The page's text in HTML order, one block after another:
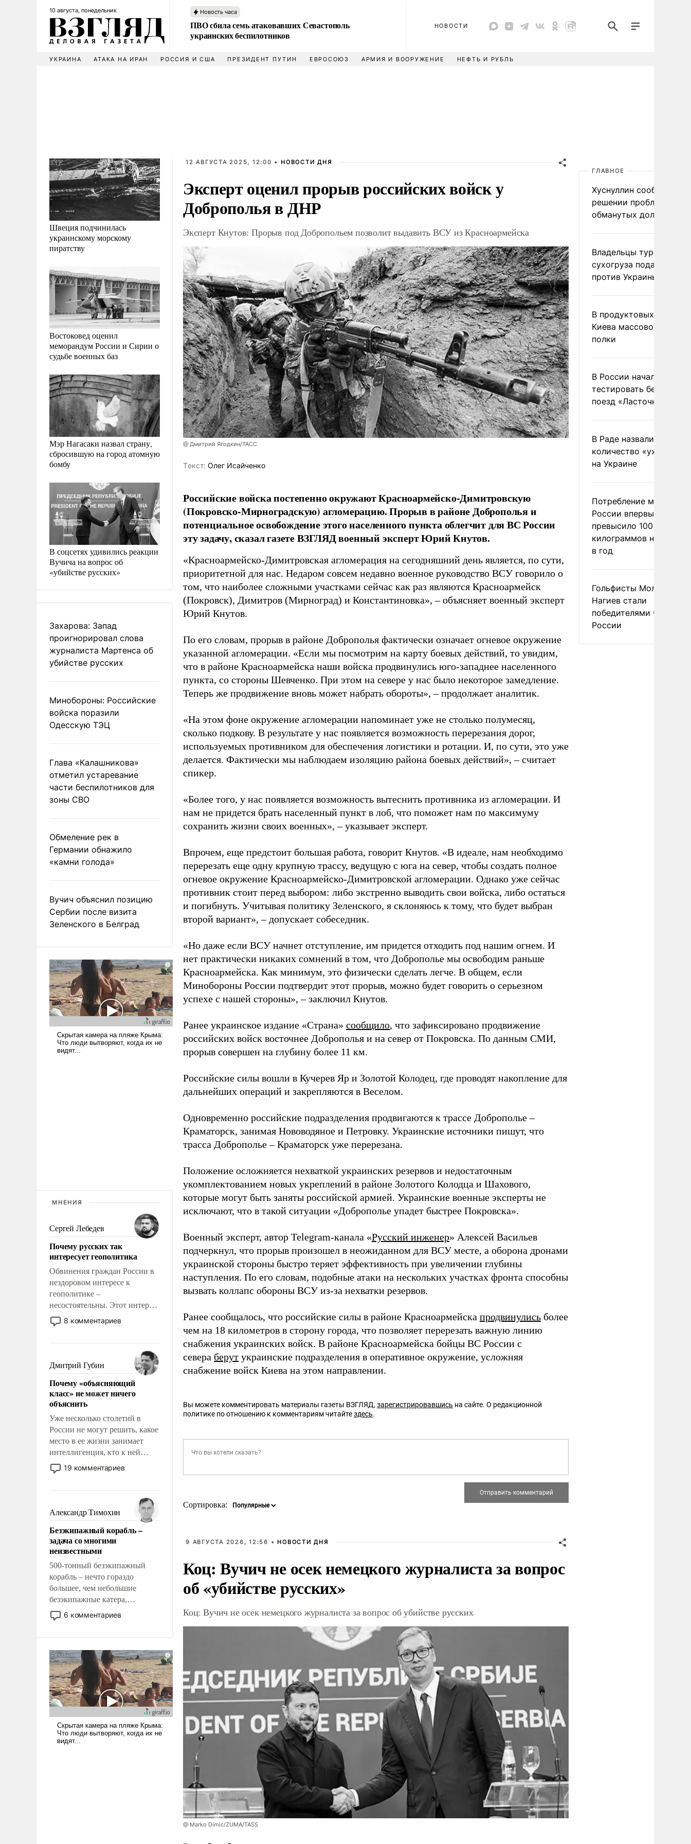
10 августа, понедельник Новость часа
ПВО сбила семь атаковавших Севастополь
украинских беспилотников
НОВОСТИ
УКРАИНА АТАКА НА ИРАН РОССИЯ И США ПРЕЗИДЕНТ ПУТИН ЕВРОСОЮЗ АРМИЯ И ВООРУЖЕНИЕ НЕФТЬ И РУБЛЬ
Швеция подчинилась
украинскому морскому
пиратству
Востоковед оценил
меморандум России и Сирии о
судьбе военных баз
Мэр Нагасаки назвал страну,
сбросившую на город атомную
бомбу
В соцсетях удивились реакции
Вучича на вопрос об
«убийстве русских»
Захарова: Запад
проигнорировал слова
журналиста Мартенса об
убийстве русских
Минобороны: Российские
войска поразили
Одесскую ТЭЦ
Глава «Калашникова»
отметил устаревание
части беспилотников для
зоны СВО
Обмеление рек в
Германии обнажило
«камни голода»
Вучич объяснил позицию
Сербии после визита
Зеленского в Белград
МНЕНИЯ
Сергей Лебедев
Почему русских так
интересует геополитика
Обвинения граждан России в
нездоровом интересе к
геополитике –
несостоятельны. Этот интерес
рационален и прагматичен. Он
обусловлен тысячелетним
фундаментальным знанием,
что мировая политика имеет
свойство заявляться на порог
нашего дома.
8 комментариев
Дмитрий Губин
Почему «объясняющий
класс» не может ничего
объяснить
Уже несколько столетий в
России не могут решить, какое
место в ее жизни занимает
интеллигенция, кто к ней
принадлежит, а кого из нее
исключили с правом
чем она отличается от просто
образованных людей. Иногда
казалось, что эти вопросы
решены раз и навсегда, но –
нет, не решены.
19 комментариев
Александр Тимохин
Безэкипажный корабль –
задача со многими
неизвестными
500-тонный безэкипажный
корабль – нечто гораздо
большее, чем небольшие
безэкипажные катера,
применение которых уже
стало обыденностью. Задача по
и ее реализация радикально
поднимет наши боевые
возможности.
6 комментариев
12 АВГУСТА 2025, 12:00 • НОВОСТИ ДНЯ
Эксперт оценил прорыв российских войск у
Доброполья в ДНР
Эксперт Кнутов: Прорыв под Добропольем позволит выдавить ВСУ из Красноармейска
@ Дмитрий Ягодкин/ТАСС
Tекст: Олег Исайченко
Российские войска постепенно окружают Красноармейско-Димитровскую
(Покровско-Мирноградскую) агломерацию. Прорыв в районе Доброполья и
потенциальное освобождение этого населенного пункта облегчит для ВС России
эту задачу, сказал газете ВЗГЛЯД военный эксперт Юрий Кнутов.
«Красноармейско-Димитровская агломерация на сегодняшний день является, по сути,
приоритетной для нас. Недаром совсем недавно военное руководство ВСУ говорило о
том, что наиболее сложными участками сейчас как раз являются Красноармейск
(Покровск), Димитров (Мирноград) и Константиновка», – объясняет военный эксперт
Юрий Кнутов.
По его словам, прорыв в районе Доброполья фактически означает огневое окружение
указанной агломерации. «Если мы посмотрим на карту боевых действий, то увидим,
что в районе Красноармейска наши войска продвинулись юго-западнее населенного
пункта, со стороны Шевченко. При этом на севере у нас было некоторое замедление.
Теперь же продвижение вновь может набрать обороты», – продолжает аналитик.
«На этом фоне окружение агломерации напоминает уже не столько полумесяц,
сколько подкову. В результате у нас появляется возможность перерезания дорог,
используемых противником для обеспечения логистики и ротации. И, по сути, это уже
делается. Фактически мы наблюдаем изоляцию района боевых действий», – считает
спикер.
«Более того, у нас появляется возможность вытеснить противника из агломерации. И
нам не придется брать населенный пункт в лоб, что поможет нам по максимуму
сохранить жизни своих военных», – указывает эксперт.
Впрочем, еще предстоит большая работа, говорит Кнутов. «В идеале, нам необходимо
перерезать еще одну крупную трассу, ведущую с юга на север, чтобы создать полное
огневое окружение Красноармейско-Димитровской агломерации. Однако уже сейчас
противник стоит перед выбором: либо экстренно выводить свои войска, либо остаться
и погибнуть. Учитывая политику Зеленского, я склоняюсь к тому, что будет выбран
второй вариант», – допускает собеседник.
«Но даже если ВСУ начнет отступление, им придется отходить под нашим огнем. И
нет практически никаких сомнений в том, что Доброполье мы освободим раньше
Красноармейска. Как минимум, это физически сделать легче. В общем, если
Минобороны России подтвердит этот прорыв, можно будет говорить о серьезном
успехе с нашей стороны», – заключил Кнутов.
Ранее украинское издание «Страна» сообщило, что зафиксировано продвижение
российских войск восточнее Доброполья и на север от Покровска. По данным СМИ,
прорыв совершен на глубину более 11 км.
Российские силы вошли в Кучерев Яр и Золотой Колодец, где проводят накопление для
дальнейших операций и закрепляются в Веселом.
Одновременно российские подразделения продвигаются к трассе Доброполье –
Краматорск, занимая Нововодяное и Петровку. Украинские источники пишут, что
трасса Доброполье – Краматорск уже перерезана.
Положение осложняется нехваткой украинских резервов и недостаточным
укомплектованием новых укреплений в районе Золотого Колодца и Шахового,
которые могут быть заняты российской армией. Украинские военные эксперты не
исключают, что в такой ситуации «Доброполье упадет быстрее Покровска».
Военный эксперт, автор Telegram-канала «Русский инженер» Алексей Васильев
подчеркнул, что прорыв произошел в неожиданном для ВСУ месте, а оборона дронами
украинской стороны быстро теряет эффективность при увеличении глубины
наступления. По его словам, подобные атаки на нескольких участках фронта способны
вызвать коллапс обороны ВСУ из-за нехватки резервов.
Ранее сообщалось, что российские силы в районе Красноармейска продвинулись более
чем на 18 километров в сторону города, что позволяет перерезать важную линию
снабжения украинских войск. В районе Красноармейска бойцы ВС России с
севера берут украинские подразделения в оперативное окружение, усложняя
снабжение войск Киева на этом направлении.
Вы можете комментировать материалы газеты ВЗГЛЯД,зарегистрировавшись на сайте. О редакционной
политике по отношению к комментариям читайтездесь.
Сортировка:
9 АВГУСТА 2026, 12:56 • НОВОСТИ ДНЯ
Коц: Вучич не осек немецкого журналиста за вопрос
об «убийстве русских»
Коц: Вучич не осек немецкого журналиста за вопрос об убийстве русских
@ Marko Dimic/ZUMA/TASS
ГЛАВНОЕ
Хуснуллин сообщил о
решении проблемы
обманутых дольщиков
Владельцы турецкого
сухогруза подадут иск
против Украины в Гаагу
В продуктовых
Киева массово
полки
В России начали
тестировать
поезд «Ласточка»
В Раде назвали
количество
на Украине
Потребление мяса в
России впервые
превысило 100
килограммов на
в год
Гольфисты
Нагиев стали
победителями
России